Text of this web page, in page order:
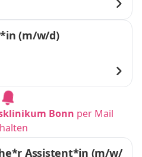
(m/w/d)
Bonn per Mail
Assistent*in (m/w/